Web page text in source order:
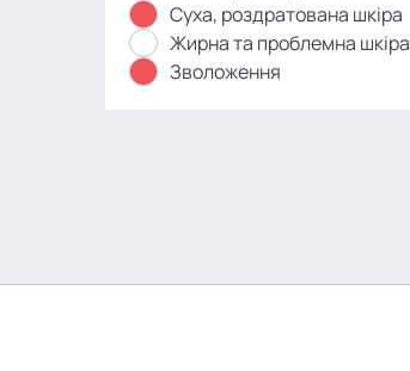
Суха, роздратована шкіра
Жирна та проблемна шкіра
Зволоження